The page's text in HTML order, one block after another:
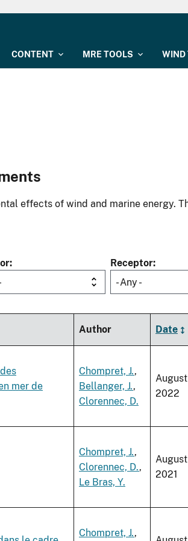
CONTENT MRE TOOLS WIND
effects of wind and marine energy.
Receptor
- Any -
Author Date
mer de
Chompret, J.,
Bellanger, J.,
Clorennec, D.
August
2022
Chompret, J.,
Clorennec, D.,
Le Bras, Y.
August
2021
Chompret, J.,